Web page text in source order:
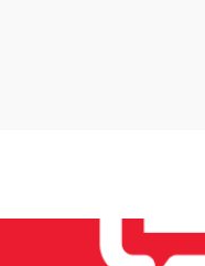
от 2400 ₽